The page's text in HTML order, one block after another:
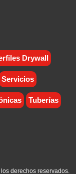
Drywall
Servicios
Tuberías
derechos reservados.